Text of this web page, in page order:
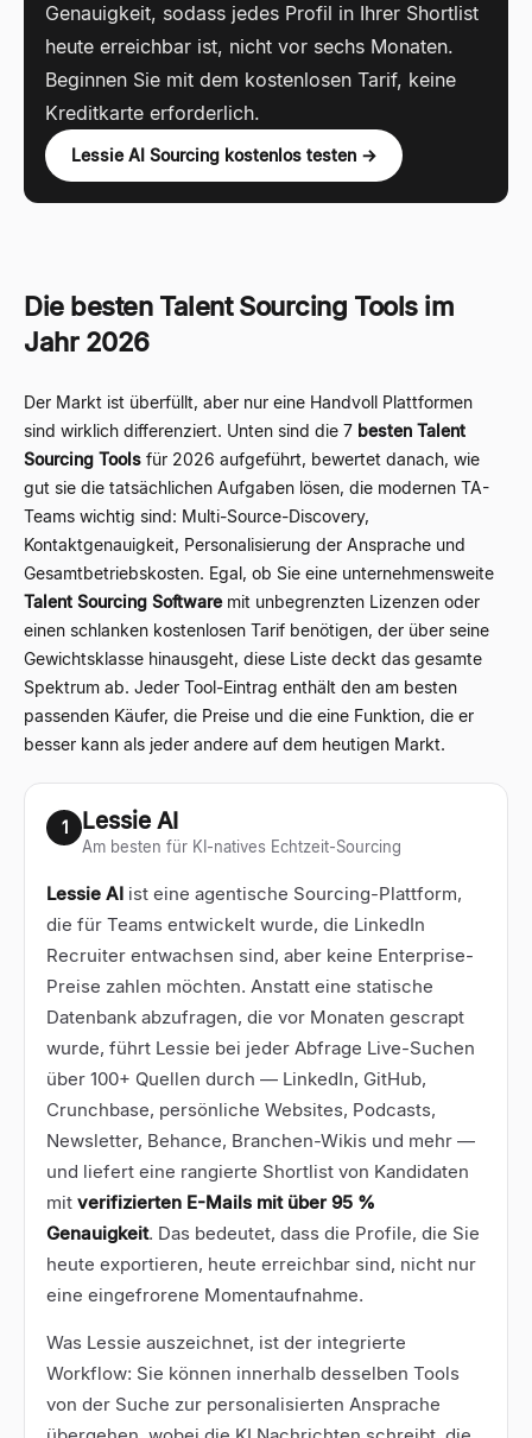
Genauigkeit, sodass jedes Profil in Ihrer Shortlist
heute erreichbar ist, nicht vor sechs Monaten.
Beginnen Sie mit dem kostenlosen Tarif, keine
Kreditkarte erforderlich.
Lessie AI Sourcing kostenlos testen →
Die besten Talent Sourcing Tools im
Jahr 2026
Der Markt ist überfüllt, aber nur eine Handvoll Plattformen
sind wirklich differenziert. Unten sind die 7 besten Talent
Sourcing Tools für 2026 aufgeführt, bewertet danach, wie
gut sie die tatsächlichen Aufgaben lösen, die modernen TA-
Teams wichtig sind: Multi-Source-Discovery,
Kontaktgenauigkeit, Personalisierung der Ansprache und
Gesamtbetriebskosten. Egal, ob Sie eine unternehmensweite
Talent Sourcing Softwaremit unbegrenzten Lizenzen oder
einen schlanken kostenlosen Tarif benötigen, der über seine
Gewichtsklasse hinausgeht, diese Liste deckt das gesamte
Spektrum ab. Jeder Tool-Eintrag enthält den am besten
passenden Käufer, die Preise und die eine Funktion, die er
besser kann als jeder andere auf dem heutigen Markt.
1 Lessie AI
Am besten für KI-natives Echtzeit-Sourcing
Lessie AI ist eine agentische Sourcing-Plattform,
die für Teams entwickelt wurde, die LinkedIn
Recruiter entwachsen sind, aber keine Enterprise-
Preise zahlen möchten. Anstatt eine statische
Datenbank abzufragen, die vor Monaten gescrapt
wurde, führt Lessie bei jeder Abfrage Live-Suchen
über 100+ Quellen durch — LinkedIn, GitHub,
Crunchbase, persönliche Websites, Podcasts,
Newsletter, Behance, Branchen-Wikis und mehr —
und liefert eine rangierte Shortlist von Kandidaten
mit verifizierten E-Mails mit über 95 %
Genauigkeit. Das bedeutet, dass die Profile, die Sie
heute exportieren, heute erreichbar sind, nicht nur
eine eingefrorene Momentaufnahme.
Was Lessie auszeichnet, ist der integrierte
Workflow: Sie können innerhalb desselben Tools
von der Suche zur personalisierten Ansprache